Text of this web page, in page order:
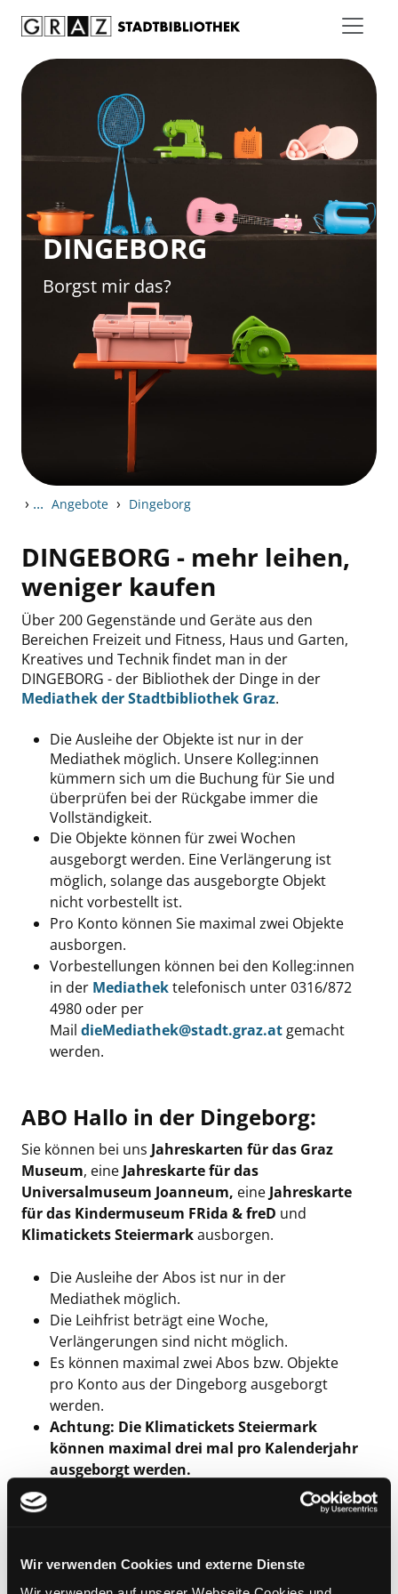
Wir verwenden Cookies und externe Dienste
DINGEBORG
Borgst mir das?
› ... Angebote › Dingeborg
DINGEBORG - mehr leihen,
weniger kaufen
Über 200 Gegenstände und Geräte aus den
Bereichen Freizeit und Fitness, Haus und Garten,
Kreatives und Technik findet man in der
DINGEBORG - der Bibliothek der Dinge in der
Mediathek der Stadtbibliothek Graz.
Die Ausleihe der Objekte ist nur in der
Mediathek möglich. Unsere Kolleg:innen
kümmern sich um die Buchung für Sie und
überprüfen bei der Rückgabe immer die
Vollständigkeit.
Die Objekte können fürzwei Wochen
ausgeborgt werden. Eine Verlängerung ist
möglich, solange das ausgeborgte Objekt
nicht vorbestellt ist.
Pro Konto können Sie maximal zwei Objekte
ausborgen.
Vorbestellungen können bei den Kolleg:innen
in der Mediathektelefonisch unter 0316/872
4980 oder per
Mail dieMediathek@stadt.graz.at gemacht
werden.
ABO Hallo in der Dingeborg:
Sie können bei uns Jahreskarten für das Graz
Museum, eine Jahreskarte für das
Universalmuseum Joanneum, eine Jahreskarte
für das Kindermuseum FRida & freD und
Klimatickets Steiermarkausborgen.
Die Ausleihe der Abos ist nur in der
Mediathek möglich.
Die Leihfrist beträgt eine Woche,
Verlängerungen sind nicht möglich.
Es können maximal zwei Abos bzw. Objekte
pro Konto aus der Dingeborg ausgeborgt
werden.
Achtung: Die Klimatickets Steiermark
können maximal drei mal pro Kalenderjahr
ausgeborgt werden.
Vorbestellungen können bei den Kolleg:innen
telefonisch unter 0316/872
dieMediathek@stadt.graz.at